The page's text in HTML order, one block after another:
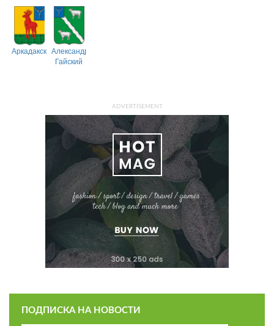
АркадакскийАлександрово-
Гайский
ADVERTISEMENT
ПОДПИСКА НА НОВОСТИ